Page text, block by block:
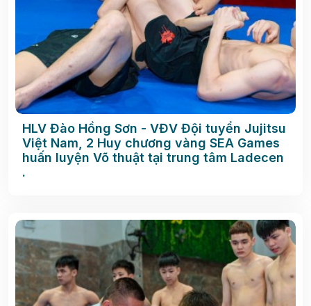
HLV Đào Hồng Sơn - VĐV Đội tuyển Jujitsu
Việt Nam, 2 Huy chương vàng SEA Games
huấn luyện Võ thuật tại trung tâm Ladecen
.